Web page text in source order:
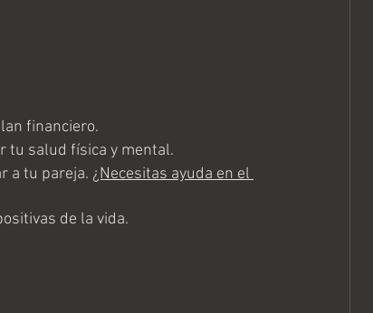
financiero.
tu salud física y mental.
a tu pareja. ¿Necesitas ayuda en el
de la vida.